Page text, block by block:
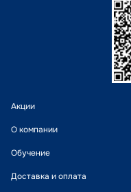
Акции
О компании
Обучение
Доставка и оплата